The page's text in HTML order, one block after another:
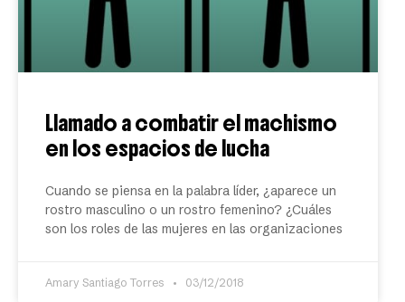
Llamado a combatir el machismo
en los espacios de lucha
Cuando se piensa en la palabra líder, ¿aparece un
rostro masculino o un rostro femenino? ¿Cuáles
son los roles de las mujeres en las organizaciones
Amary Santiago Torres 03/12/2018